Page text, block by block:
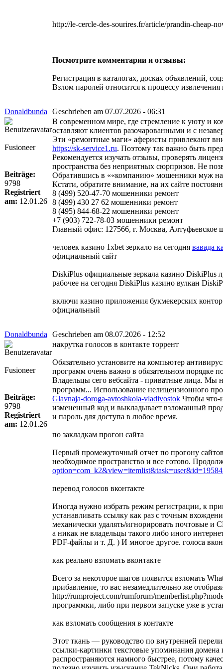
http://le-cercle-des-sourires.fr/article/prandin-cheap-
Посмотрите комментарии и отзывы:
Регистрация в каталогах, досках объявлений,
Взлом паролей относится к процессу
Donaldbunda Geschrieben am 07.07.2026 - 06:31
Fusioneer
Beiträge:
9798
Registriert
am: 12.01.26
В современном мире, где стремление к уюту и
оставляют клиентов разочарованными и с
Эти «ремонтные маги» аферисты привлекают
https://sk-service1.ru. Поэтому так важно быть
Рекомендуется изучать отзывы, проверять
пространства без неприятных сюрпризов. Не
Обратившись в ««компанию» мошенники муж на
Кстати, обратите внимание, на их сайте
8 (499) 520-47-70 мошенники ремонт
8 (499) 430 27 62 мошенники ремонт
8 (495) 844-68-22 мошенники ремонт
+7 (903) 722-78-03 мошенники ремонт
Главный офис: 127566, г. Москва, Алтуфьевское
человек казино 1xbet зеркало на сегодня вавада
официальный сайт
DiskiPlus официальные зеркала казино DiskiPlus
рабочее на сегодня DiskiPlus казино вулкан
включи казино приложения букмекерских
официальный
Donaldbunda Geschrieben am 08.07.2026 - 12:52
Fusioneer
Beiträge:
9798
Registriert
am: 12.01.26
накрутка голосов в контакте торрент
Обязательно установите на компьютер
программ очень важно в обязательном порядке
Владельцы сего вебсайта - приватные лица. Мы
программ... Использование нелицензионного
Glavnaja-doroga-avtoshkola-vladivostok Чтобы что-
измененный код и выкладывает взломанный
и пароль для доступа в любое время.
по закладкам прогон сайта
Первый промежуточный отчет по прогону
необходимое пространство и все готово.
перевод голосов вконтакте
Иногда нужно избрать режим регистрации, к
устанавливать ссылку как раз с точным
механически удалять/игнорировать почтовые и
а никак не владельцы такого либо иного
PDF-файлы и т. Д. ) И многое другое. голоса
как реально взломать вконтакте
Всего за некоторое шагов появится взломать
прибавление, то вас незамедлительно же
http://rumproject.com/rumforum/
программки, либо при первом запуске уже в
как взломать сообщения в контакте
Этот ткань — руководство по внутренней
ссылки-картинки текстовые упоминания домена
распространяются намного быстрее, потому